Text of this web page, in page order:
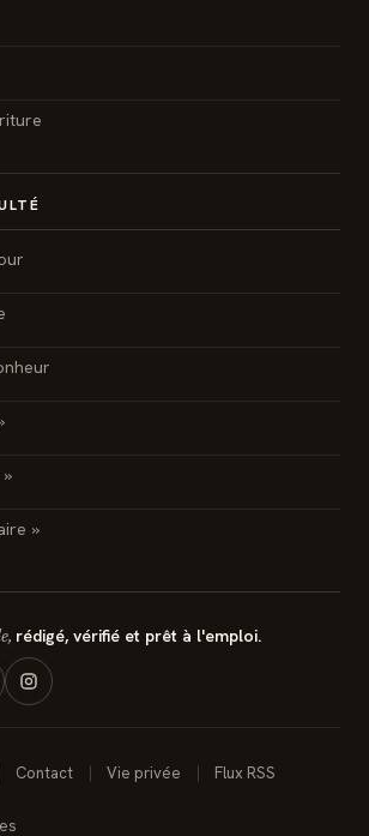
»
rédigé, vérifié et prêt à l'emploi.
Contact Vie privée Flux RSS